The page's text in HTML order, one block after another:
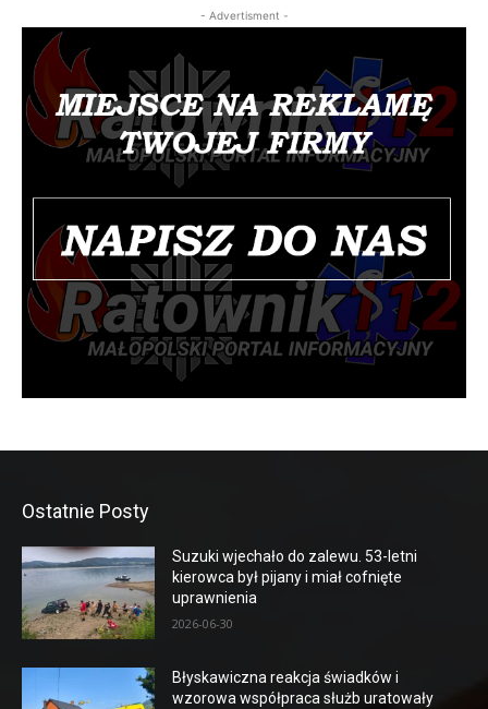
- Advertisment -
Ostatnie Posty
Suzuki wjechało do zalewu. 53-letni
kierowca był pijany i miał cofnięte
uprawnienia
2026-06-30
Błyskawiczna reakcja świadków i
wzorowa współpraca służb uratowały